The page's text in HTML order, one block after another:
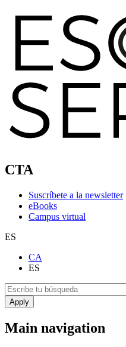
CTA
Suscríbete a la newsletter
eBooks
Campus virtual
ES
CA
ES
Main navigation